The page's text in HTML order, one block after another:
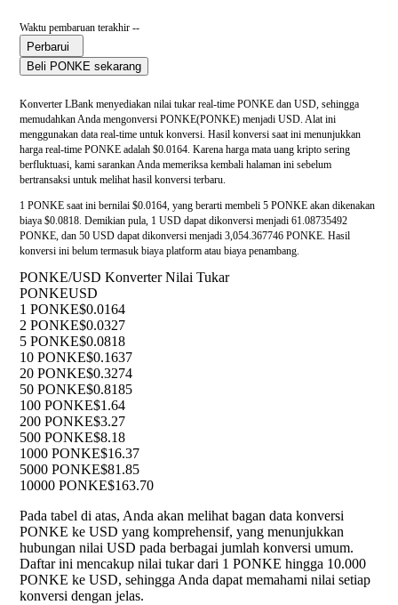
Waktu pembaruan terakhir --
Perbarui
Beli PONKE sekarang
Konverter LBank menyediakan nilai tukar real-time PONKE dan USD, sehingga
memudahkan Anda mengonversi PONKE(PONKE) menjadi USD. Alat ini
menggunakan data real-time untuk konversi. Hasil konversi saat ini menunjukkan
harga real-time PONKE adalah $0.0164. Karena harga mata uang kripto sering
berfluktuasi, kami sarankan Anda memeriksa kembali halaman ini sebelum
bertransaksi untuk melihat hasil konversi terbaru.
1 PONKE saat ini bernilai $0.0164, yang berarti membeli 5 PONKE akan dikenakan
biaya $0.0818. Demikian pula, 1 USD dapat dikonversi menjadi 61.08735492
PONKE, dan 50 USD dapat dikonversi menjadi 3,054.367746 PONKE. Hasil
konversi ini belum termasuk biaya platform atau biaya penambang.
PONKE/USD Konverter Nilai Tukar
PONKEUSD
1 PONKE$0.0164
2 PONKE$0.0327
5 PONKE$0.0818
10 PONKE$0.1637
20 PONKE$0.3274
50 PONKE$0.8185
100 PONKE$1.64
200 PONKE$3.27
500 PONKE$8.18
1000 PONKE$16.37
5000 PONKE$81.85
10000 PONKE$163.70
Pada tabel di atas, Anda akan melihat bagan data konversi
PONKE ke USD yang komprehensif, yang menunjukkan
hubungan nilai USD pada berbagai jumlah konversi umum.
Daftar ini mencakup nilai tukar dari 1 PONKE hingga 10.000
PONKE ke USD, sehingga Anda dapat memahami nilai setiap
konversi dengan jelas.